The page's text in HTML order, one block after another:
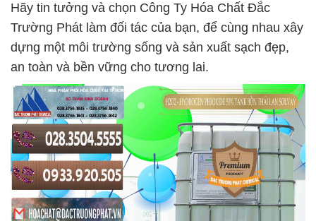
Hãy tin tưởng và chọn Công Ty Hóa Chất Đắc
Trường Phát làm đối tác của bạn, để cùng nhau xây
dựng một môi trường sống và sản xuất sạch đẹp,
an toàn và bền vững cho tương lai.